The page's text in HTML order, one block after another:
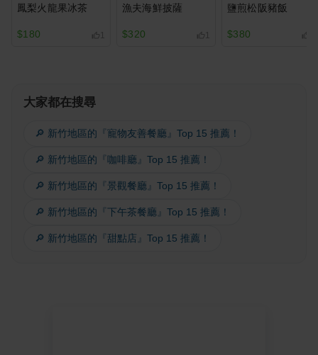
鳳梨火龍果冰茶
$180 1
漁夫海鮮披薩
$320 1
鹽煎松阪豬飯
$380
大家都在搜尋
🔎 新竹地區的『寵物友善餐廳』Top 15 推薦！
🔎 新竹地區的『咖啡廳』Top 15 推薦！
🔎 新竹地區的『景觀餐廳』Top 15 推薦！
🔎 新竹地區的『下午茶餐廳』Top 15 推薦！
🔎 新竹地區的『甜點店』Top 15 推薦！